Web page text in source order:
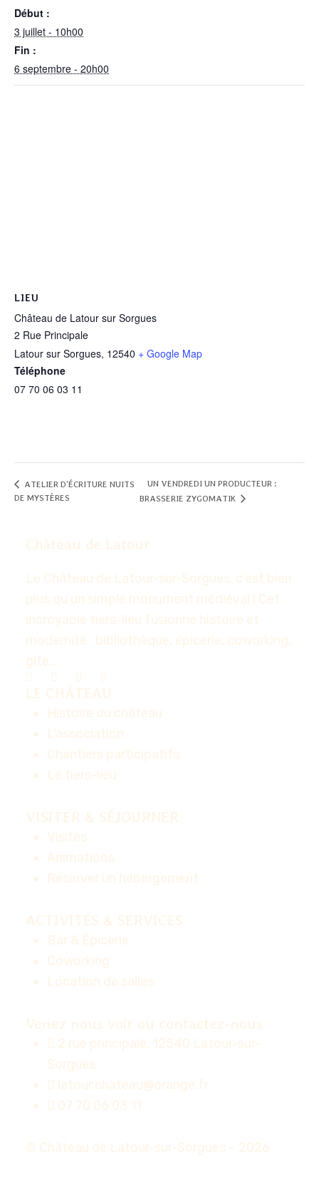
Début :
3 juillet - 10h00
Fin :
6 septembre - 20h00
LIEU
Château de Latour sur Sorgues
2 Rue Principale
Latour sur Sorgues, 12540 + Google Map
Téléphone
07 70 06 03 11
ATELIER D’ÉCRITURE NUITS
DE MYSTÈRES
UN VENDREDI UN PRODUCTEUR :
BRASSERIE ZYGOMATIK
Château de Latour
Le Château de Latour-sur-Sorgues, c’est bien
plus qu’un simple monument médiéval ! Cet
incroyable tiers-lieu fusionne histoire et
modernité : bibliothèque, épicerie, coworking,
gîte…
LE CHÂTEAU
Histoire du château
L'association
Chantiers participatifs
Le tiers-lieu
VISITER & SÉJOURNER
Visites
Animations
Réserver un hébergement
ACTIVITÉS & SERVICES
Bar & Épicerie
Coworking
Location de salles
Venez nous voir ou contactez-nous
2 rue principale, 12540 Latour-sur-
Sorgues
latour.chateau@orange.fr
07 70 06 03 11
© Château de Latour-sur-Sorgues – 2026